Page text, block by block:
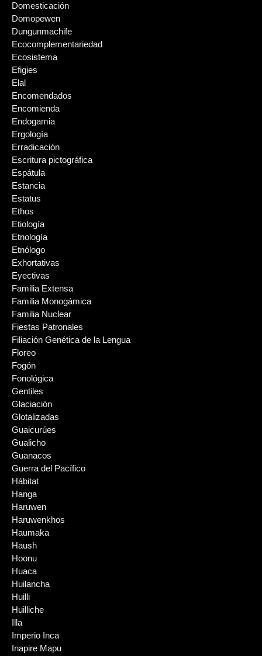
Domesticación
Domopewen
Dungunmachife
Ecocomplementariedad
Ecosistema
Efigies
Elal
Encomendados
Encomienda
Endogamia
Ergología
Erradicación
Escritura pictográfica
Espátula
Estancia
Estatus
Ethos
Etiología
Etnología
Etnólogo
Exhortativas
Eyectivas
Familia Extensa
Familia Monogámica
Familia Nuclear
Fiestas Patronales
Filiación Genética de la Lengua
Floreo
Fogón
Fonológica
Gentiles
Glaciación
Glotalizadas
Guaicurúes
Gualicho
Guanacos
Guerra del Pacífico
Hábitat
Hanga
Haruwen
Haruwenkhos
Haumaka
Haush
Hoonu
Huaca
Huilancha
Huilli
Huilliche
Illa
Imperio Inca
Inapire Mapu